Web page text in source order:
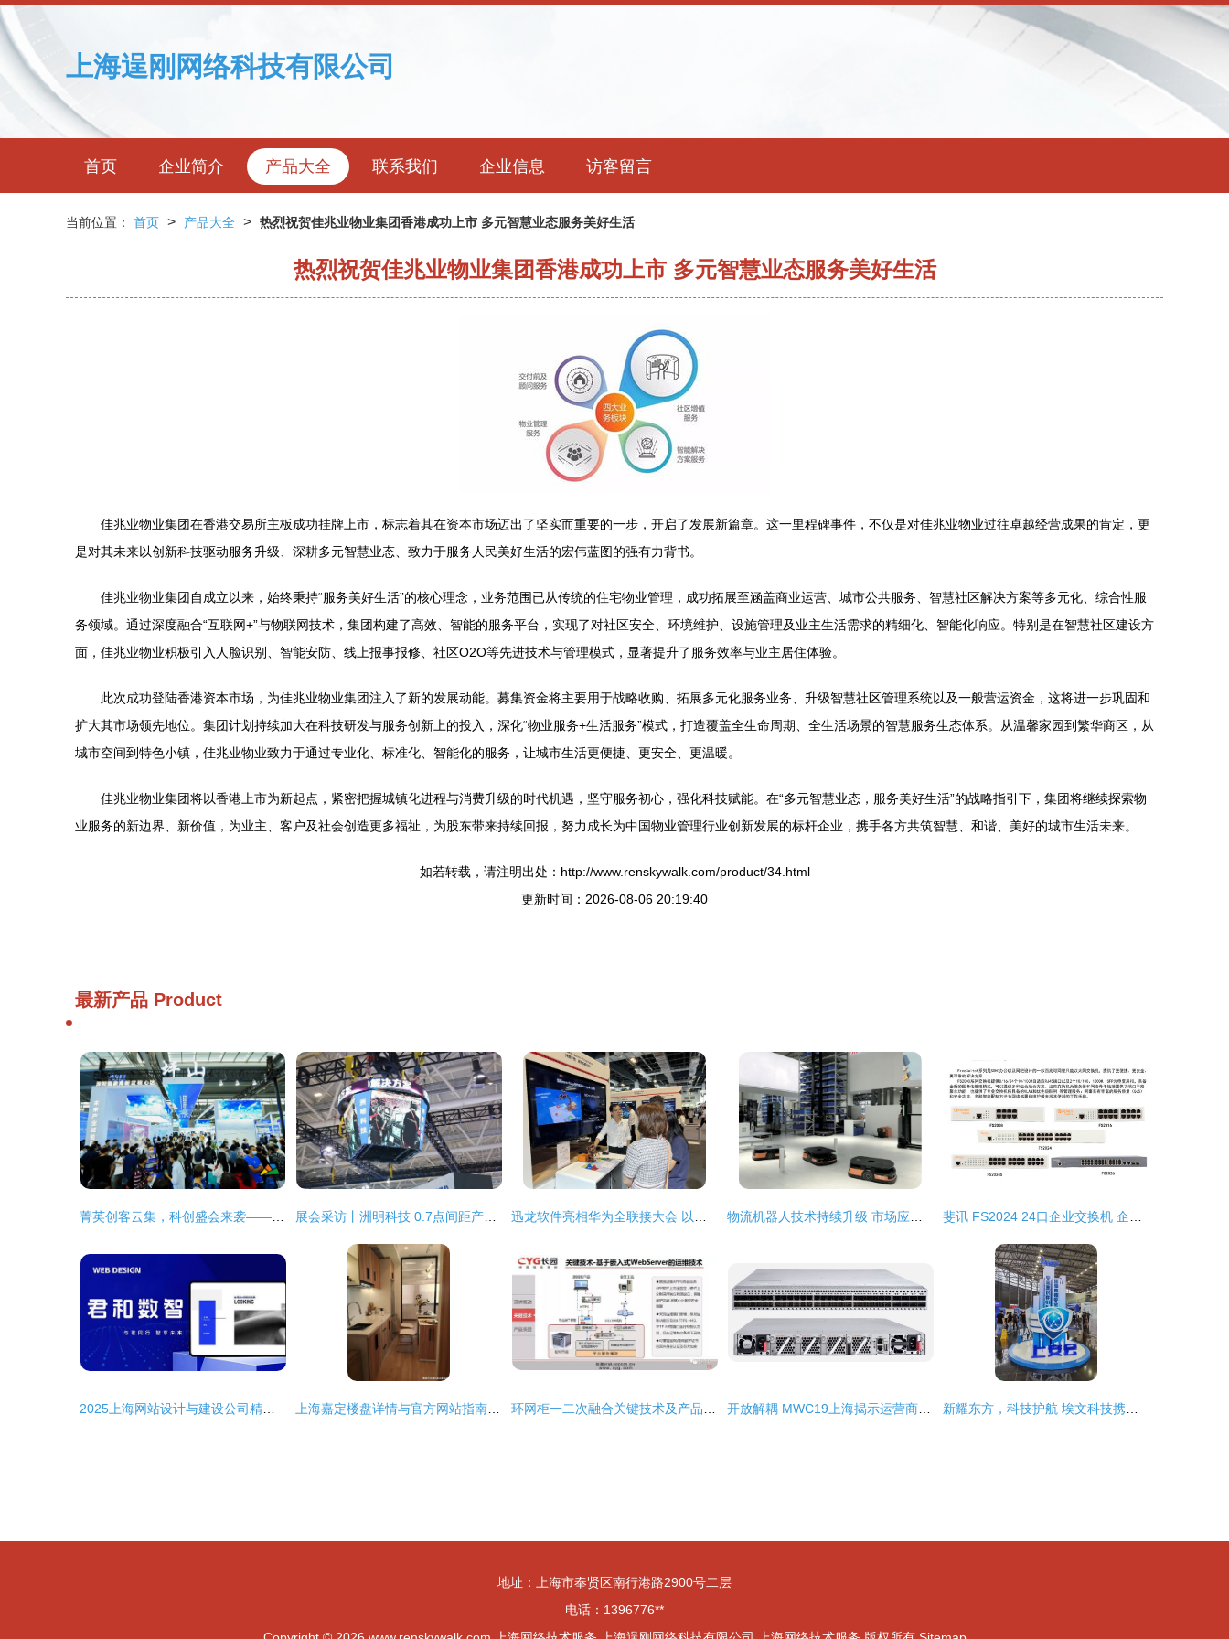
上海逞刚网络科技有限公司
首页 企业简介 产品大全 联系我们 企业信息 访客留言
当前位置： 首页 > 产品大全 > 热烈祝贺佳兆业物业集团香港成功上市 多元智慧业态服务美好生活
热烈祝贺佳兆业物业集团香港成功上市 多元智慧业态服务美好生活
佳兆业物业集团在香港交易所主板成功挂牌上市，标志着其在资本市场迈出了坚实而重要的一步，开启了发展新篇章。这一里程碑事件，不仅是对佳兆业物业过往卓越经营成果的肯定，更
是对其未来以创新科技驱动服务升级、深耕多元智慧业态、致力于服务人民美好生活的宏伟蓝图的强有力背书。
佳兆业物业集团自成立以来，始终秉持“服务美好生活”的核心理念，业务范围已从传统的住宅物业管理，成功拓展至涵盖商业运营、城市公共服务、智慧社区解决方案等多元化、综合性服
务领域。通过深度融合“互联网+”与物联网技术，集团构建了高效、智能的服务平台，实现了对社区安全、环境维护、设施管理及业主生活需求的精细化、智能化响应。特别是在智慧社区建设方
面，佳兆业物业积极引入人脸识别、智能安防、线上报事报修、社区O2O等先进技术与管理模式，显著提升了服务效率与业主居住体验。
此次成功登陆香港资本市场，为佳兆业物业集团注入了新的发展动能。募集资金将主要用于战略收购、拓展多元化服务业务、升级智慧社区管理系统以及一般营运资金，这将进一步巩固和
扩大其市场领先地位。集团计划持续加大在科技研发与服务创新上的投入，深化“物业服务+生活服务”模式，打造覆盖全生命周期、全生活场景的智慧服务生态体系。从温馨家园到繁华商区，从
城市空间到特色小镇，佳兆业物业致力于通过专业化、标准化、智能化的服务，让城市生活更便捷、更安全、更温暖。
佳兆业物业集团将以香港上市为新起点，紧密把握城镇化进程与消费升级的时代机遇，坚守服务初心，强化科技赋能。在“多元智慧业态，服务美好生活”的战略指引下，集团将继续探索物
业服务的新边界、新价值，为业主、客户及社会创造更多福祉，为股东带来持续回报，努力成长为中国物业管理行业创新发展的标杆企业，携手各方共筑智慧、和谐、美好的城市生活未来。
如若转载，请注明出处：http://www.renskywalk.com/product/34.html
更新时间：2026-08-06 20:19:40
最新产品 Product
地址：上海市奉贤区南行港路2900号二层
电话：1396776**